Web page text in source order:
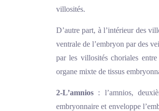
villosités.
D’autre part, à l’intérieur des
ventrale de l’embryon par des
par les villosités choriales
organe mixte de tissus
2-L’amnios : l’amnios,
embryonnaire et enveloppe